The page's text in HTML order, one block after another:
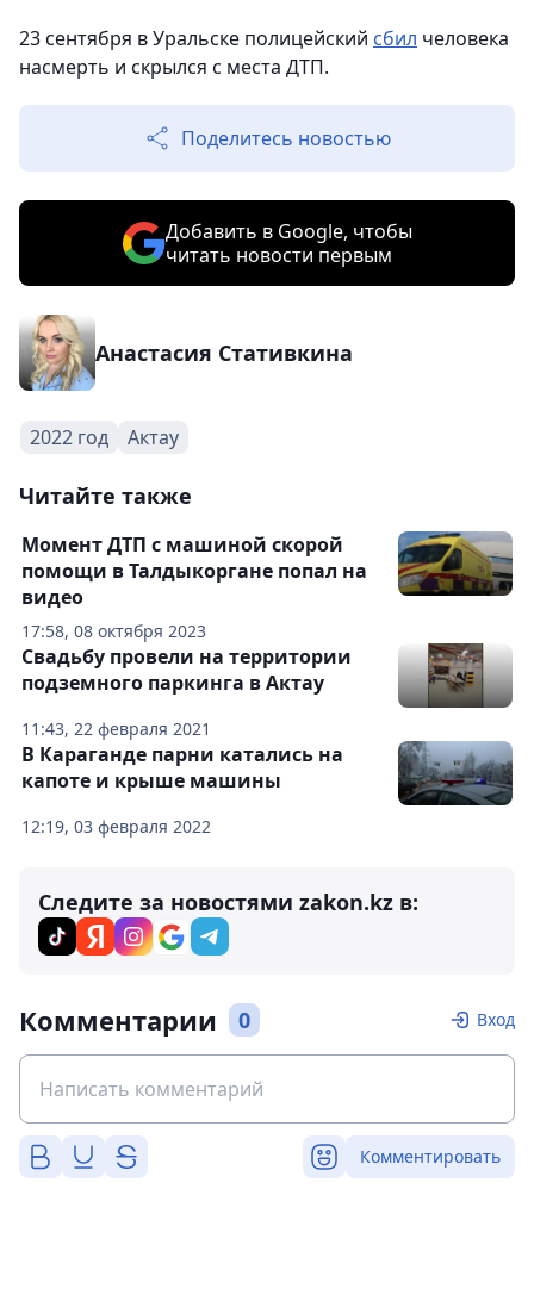
23 сентября в Уральске полицейский сбил человека
насмерть и скрылся с места ДТП.
Поделитесь новостью
Добавить в Google, чтобы
читать новости первым
Анастасия Стативкина
2022 год Актау
Читайте также
17:58, 08 октября 2023
Момент ДТП с машиной скорой
помощи в Талдыкоргане попал на
видео
11:43, 22 февраля 2021
Свадьбу провели на территории
подземного паркинга в Актау
12:19, 03 февраля 2022
В Караганде парни катались на
капоте и крыше машины
Следите за новостями zakon.kz в:
Комментарии 0 Вход
Комментировать